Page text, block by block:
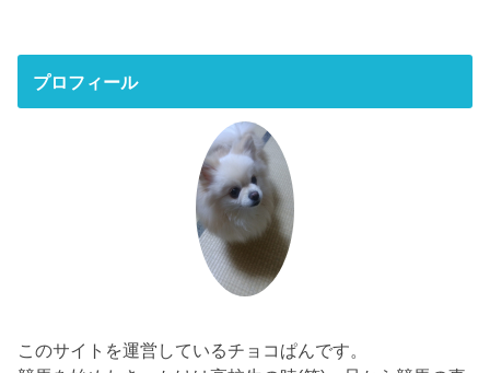
プロフィール
このサイトを運営しているチョコぱんです。